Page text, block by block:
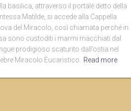
basilica, attraverso il portale detto della
Matilde, si accede alla Cappella
del Miracolo, così chiamata perché in
sono custoditi i marmi macchiati dal
prodigioso scaturito dall’ostia nel
Miracolo Eucaristico.
Read more